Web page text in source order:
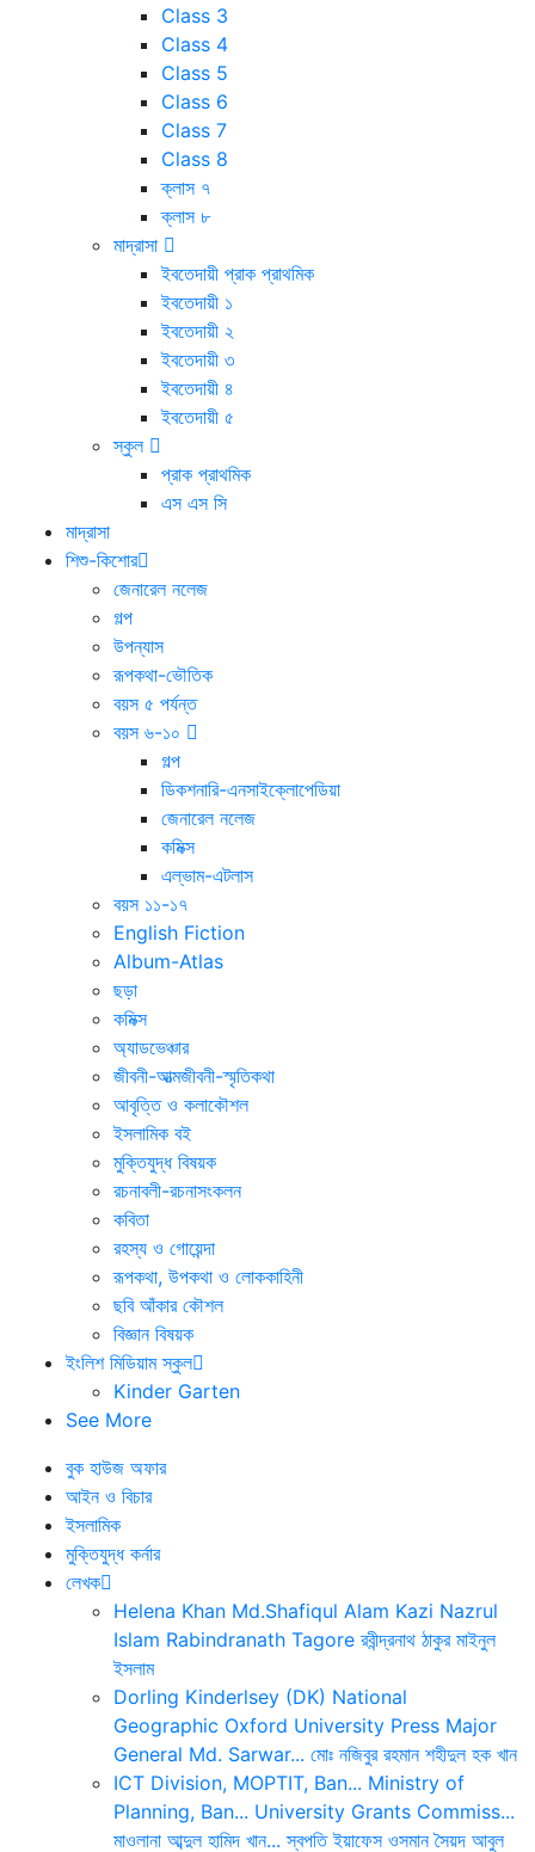
Class 3
Class 4
Class 5
Class 6
Class 7
Class 8
ক্লাস ৭
ক্লাস ৮
মাদ্রাসা
ইবতেদায়ী প্রাক প্রাথমিক
ইবতেদায়ী ১
ইবতেদায়ী ২
ইবতেদায়ী ৩
ইবতেদায়ী ৪
ইবতেদায়ী ৫
স্কুল
প্রাক প্রাথমিক
এস এস সি
মাদ্রাসা
শিশু-কিশোর
জেনারেল নলেজ
গল্প
উপন্যাস
রূপকথা-ভৌতিক
বয়স ৫ পর্যন্ত
বয়স ৬-১০
গল্প
ডিকশনারি-এনসাইক্লোপেডিয়া
জেনারেল নলেজ
কমিক্স
এল্ভাম-এটলাস
বয়স ১১-১৭
English Fiction
Album-Atlas
ছড়া
কমিক্স
অ্যাডভেঞ্চার
জীবনী-আত্মজীবনী-স্মৃতিকথা
আবৃত্তি ও কলাকৌশল
ইসলামিক বই
মুক্তিযুদ্ধ বিষয়ক
রচনাবলী-রচনাসংকলন
কবিতা
রহস্য ও গোয়েন্দা
রূপকথা, উপকথা ও লোককাহিনী
ছবি আঁকার কৌশল
বিজ্ঞান বিষয়ক
ইংলিশ মিডিয়াম স্কুল
Kinder Garten
See More
বুক হাউজ অফার
আইন ও বিচার
ইসলামিক
মুক্তিযুদ্ধ কর্নার
লেখক
Helena Khan Md.Shafiqul Alam Kazi Nazrul
Islam Rabindranath Tagore রবীন্দ্রনাথ ঠাকুর মাইনুল
ইসলাম
Dorling Kinderlsey (DK) National
Geographic Oxford University Press Major
General Md. Sarwar... মোঃ নজিবুর রহমান শহীদুল হক খান
ICT Division, MOPTIT, Ban... Ministry of
Planning, Ban... University Grants Commiss...
মাওলানা আব্দুল হামিদ খান... স্বপতি ইয়াফেস ওসমান সৈয়দ আবুল